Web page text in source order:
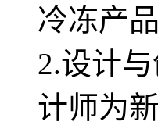
冷冻产
2.设计
计师为